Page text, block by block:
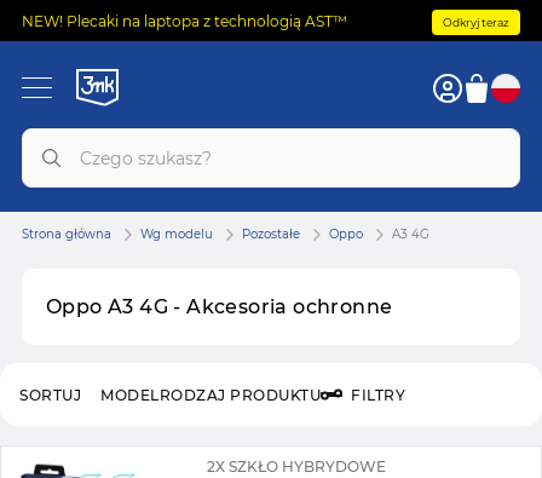
NEW! Plecaki na laptopa z technologią AST™ Odkryj teraz
Oppo A3 4G - Akcesoria ochronne
Strona główna Wg modelu Pozostałe Oppo A3 4G
MODELRODZAJ PRODUKTU FILTRY
SORTUJ
2X SZKŁO HYBRYDOWE